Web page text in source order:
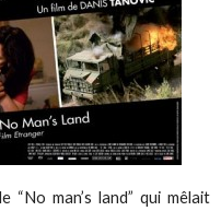
“No man’s land” qui mêlait